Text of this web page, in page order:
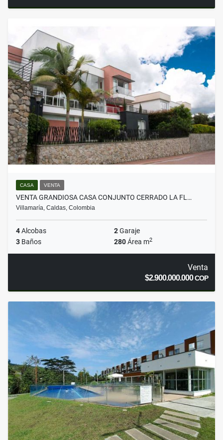
CASA VENTA
VENTA GRANDIOSA CASA CONJUNTO CERRADO LA FL…
Villamaría, Caldas, Colombia
4Alcobas 2Garaje
3 Baños 280Área m2
Venta
$2.900.000.000COP